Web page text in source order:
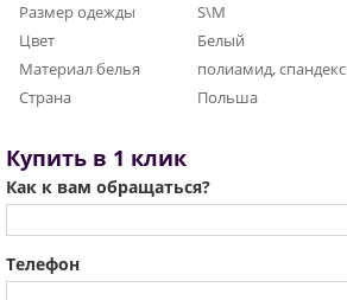
Размер одежды
S\M
Цвет
Белый
Материал белья
полиамид, спандекс
Страна
Польша
Купить в 1 клик
Как к вам обращаться?
Телефон